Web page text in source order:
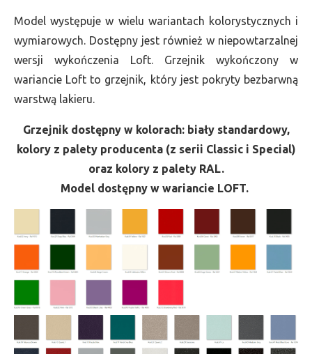
Model występuje w wielu wariantach kolorystycznych i
wymiarowych. Dostępny jest również w niepowtarzalnej
wersji wykończenia Loft. Grzejnik wykończony w
wariancie Loft to grzejnik, który jest pokryty bezbarwną
warstwą lakieru.
Grzejnik dostępny w kolorach: biały standardowy,
kolory z palety producenta (z serii Classic i Special)
oraz kolory z palety RAL.
Model dostępny w wariancie LOFT.